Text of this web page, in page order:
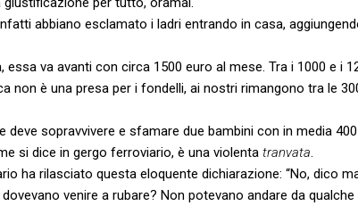
abbiano esclamato i ladri entrando in casa,
essa va avanti con circa 1500 euro al mese. Tra i 1000 e i
non è una presa per i fondelli, ai nostri rimangono tra le
deve sopravvivere e sfamare due bambini con in media
si dice in gergo ferroviario, è una violenta tranvata.
ha rilasciato questa eloquente dichiarazione: “No, dico
venire a rubare? Non potevano andare da